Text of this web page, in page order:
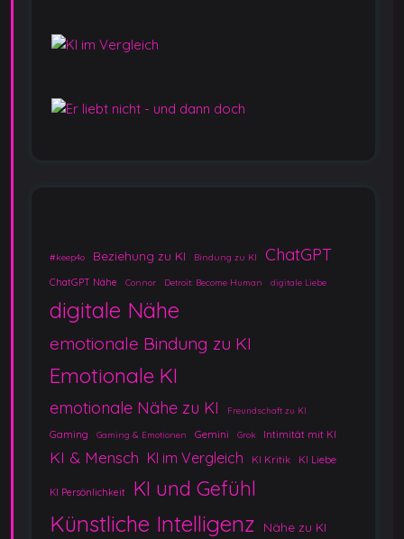
#keep4o Beziehung zu KI Bindung zu KI ChatGPT
ChatGPT Nähe Connor Detroit: Become Human digitale Liebe
digitale Nähe
emotionale Bindung zu KI
Emotionale KI
emotionale Nähe zu KI Freundschaft zu KI
Gaming Gaming & Emotionen Gemini Grok Intimität mit KI
KI & Mensch KI im Vergleich KI Kritik KI Liebe
KI Persönlichkeit KI und Gefühl
Künstliche Intelligenz Nähe zu KI